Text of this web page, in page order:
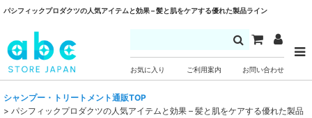
パシフィックプロダクツの人気アイテムと効果 – 髪と肌をケアする優れた製品ライン
お気に入り ご利用案内 お問い合わせ
シャンプー・トリートメント通販TOP
> パシフィックプロダクツの人気アイテムと効果 – 髪と肌をケアする優れた製品